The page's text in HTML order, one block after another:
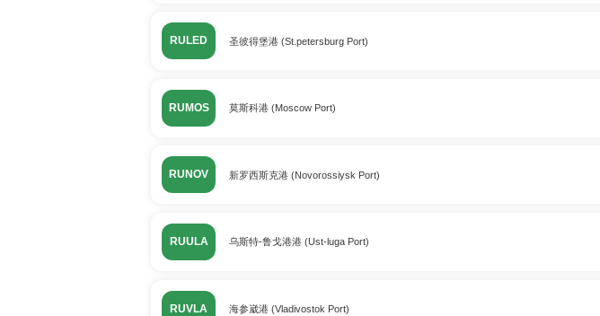
RULED 圣彼得堡港 (St.petersburg Port)
RUMOS 莫斯科港 (Moscow Port)
RUNOV 新罗西斯克港 (Novorossiysk Port)
RUULA 乌斯特-鲁戈港港 (Ust-luga Port)
RUVLA 海参崴港 (Vladivostok Port)